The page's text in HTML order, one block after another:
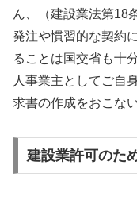
ん、（建設業法第18
発注や慣習的な契約
ることは国交省も十
人事業主としてご自
求書の作成をおこな
建設業許可のた